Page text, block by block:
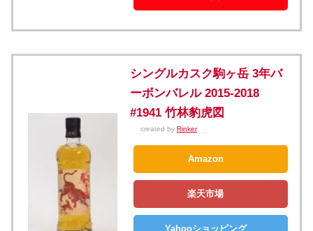
シングルカスク駒ヶ岳 3年バ
ーボンバレル 2015-2018
#1941 竹林豹虎図
created by Rinker
Amazon
楽天市場
Yahooショッピング